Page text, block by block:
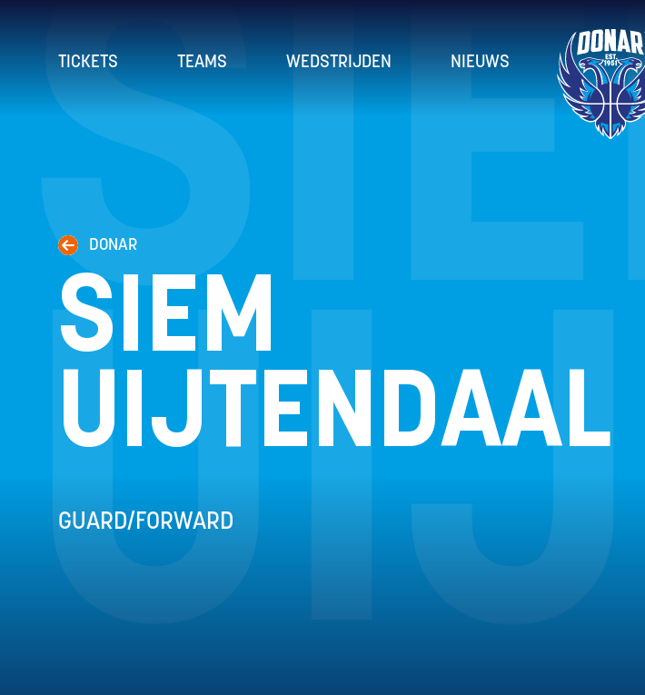
TICKETS TEAMS WEDSTRIJDEN NIEUWS
DONAR
SIEM
UIJTENDAAL
GUARD/FORWARD